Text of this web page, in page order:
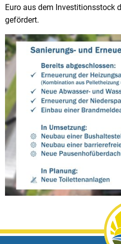
Euro aus dem Investitionsstock
gefördert.